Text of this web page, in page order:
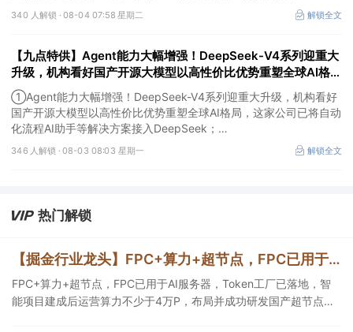
②中国内地量子领域规格最高会议在深举办，机构称当前量子科技
正处于从科研突破向产业化探索过渡的关键阶段，这家公司投资安徽
③亚马逊涨4.58%，市值首次突破3万亿美元，成为全球第五家达此
里程碑的上市公司。
340 人解锁 ·08-04 07:58 星期二 解锁全文
【九点特供】Agent能力大幅增强！DeepSeek-V4系列迎重大
升级，机构看好国产开源大模型以高性价比优势重塑全球AI格
局；我国新核准8台核电机组，项目总投资超1700亿元
①Agent能力大幅增强！DeepSeek-V4系列迎重大升级，机构看好
国产开源大模型以高性价比优势重塑全球AI格局，这家公司已将自动
化流程AI助手等解决方案接入DeepSeek；
②项目总投资超1700亿元！我国新核准8台核电机组，标志着核电
审批节奏延续高位，对产业链形成明确的订单催化，这家公司产品应
动”，第二季度业绩超预期并上调全年利润指引。
346 人解锁 ·08-03 08:03 星期一 解锁全文
热门解锁
【掘金行业龙头】FPC+算力+超节点，FPC已用于AI服务器，Token工厂已落地，智能项目建成后运营算力不少于4万P，这家公司布局并成功研发国产超节点系统
FPC+算力+超节点，FPC已用于AI服务器，Token工厂已落地，智
能项目建成后运营算力不少于4万P，布局并成功研发国产超节点系